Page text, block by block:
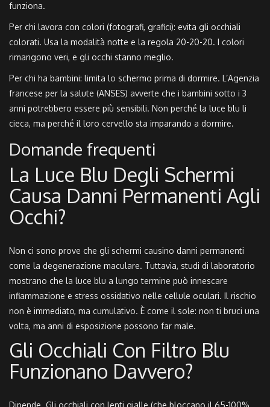
funziona.
Per chi lavora con colori (fotografi, grafici): evita gli occhiali
colorati. Usa la modalità notte e la regola 20-20-20. I colori
rimangono veri, e gli occhi stanno meglio.
Per chi ha bambini: limita lo schermo prima di dormire. L’Agenzia
francese per la salute (ANSES) avverte che i bambini sotto i 3
anni potrebbero essere più sensibili. Non perché la luce blu li
cieca, ma perché il loro cervello sta imparando a dormire.
Domande frequenti
La Luce Blu Degli Schermi
Causa Danni Permanenti Agli
Occhi?
Non ci sono prove che gli schermi causino danni permanenti
come la degenerazione maculare. Tuttavia, studi di laboratorio
mostrano che la luce blu a lungo termine può innescare
infiammazione e stress ossidativo nelle cellule oculari. Il rischio
non è immediato, ma cumulativo. È come il sole: non ti bruci una
volta, ma anni di esposizione possono far male.
Gli Occhiali Con Filtro Blu
Funzionano Davvero?
Dipende. Gli occhiali con lenti gialle (che bloccano il 65-100%